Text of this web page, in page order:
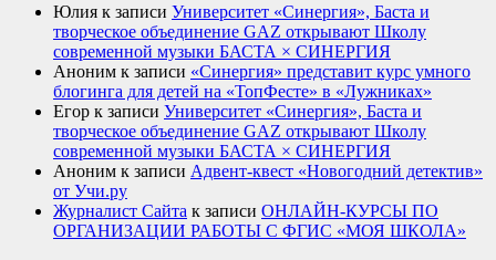
Юлия к записи Университет «Синергия», Баста и
творческое объединение GAZ открывают Школу
современной музыки БАСТА × СИНЕРГИЯ
Аноним к записи «Синергия» представит курс умного
блогинга для детей на «ТопФесте» в «Лужниках»
Егор к записи Университет «Синергия», Баста и
творческое объединение GAZ открывают Школу
современной музыки БАСТА × СИНЕРГИЯ
Аноним к записи Адвент-квест «Новогодний детектив»
от Учи.ру
Журналист Сайта к записи ОНЛАЙН-КУРСЫ ПО
ОРГАНИЗАЦИИ РАБОТЫ С ФГИС «МОЯ ШКОЛА»